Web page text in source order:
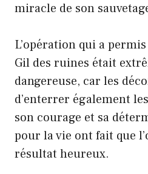
miracle de son
L’opération qui a
Gil des ruines était
dangereuse, car les
d’enterrer également
son courage et sa
pour la vie ont fait que
résultat heureux.